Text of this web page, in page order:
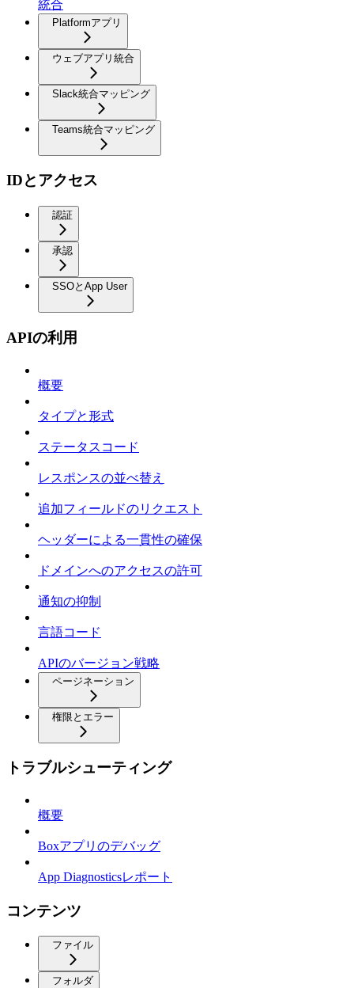
統合
Platformアプリ
ウェブアプリ統合
Slack統合マッピング
Teams統合マッピング
IDとアクセス
認証
承認
SSOとApp User
APIの利用
概要
タイプと形式
ステータスコード
レスポンスの並べ替え
追加フィールドのリクエスト
ヘッダーによる一貫性の確保
ドメインへのアクセスの許可
通知の抑制
言語コード
APIのバージョン戦略
ページネーション
権限とエラー
トラブルシューティング
概要
Boxアプリのデバッグ
App Diagnosticsレポート
コンテンツ
ファイル
フォルダ